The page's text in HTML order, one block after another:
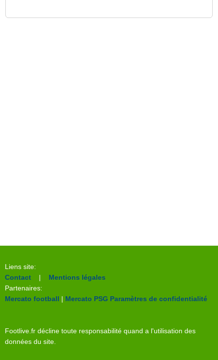
Liens site:
Contact | Mentions légales
Partenaires:
Mercato football | Mercato PSG Paramètres de confidentialité
Footlive.fr décline toute responsabilité quand a l'utilisation des
données du site.